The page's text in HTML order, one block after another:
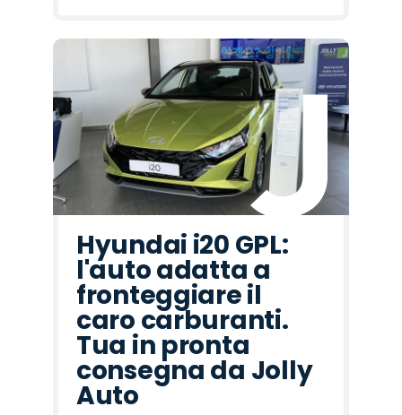
Hyundai i20 GPL:
l'auto adatta a
fronteggiare il
caro carburanti.
Tua in pronta
consegna da Jolly
Auto